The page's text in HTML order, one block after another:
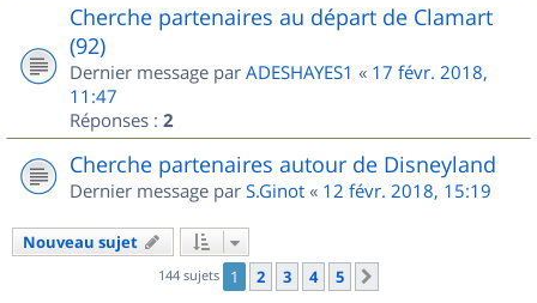
Cherche partenaires au départ de Clamart
(92)
Dernier message par ADESHAYES1 « 17 févr. 2018,
11:47
Réponses : 2
Cherche partenaires autour de Disneyland
Dernier message par S.Ginot « 12 févr. 2018, 15:19
Nouveau sujet
144 sujets 1 2 3 4 5